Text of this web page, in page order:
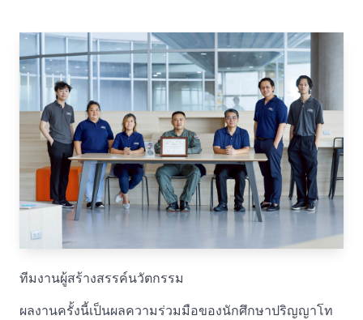
ทีมงานผู้สร้างสรรค์นวัตกรรม
ผลงานครั้งนี้เป็นผลความร่วมมือของนักศึกษาปริญญาโท